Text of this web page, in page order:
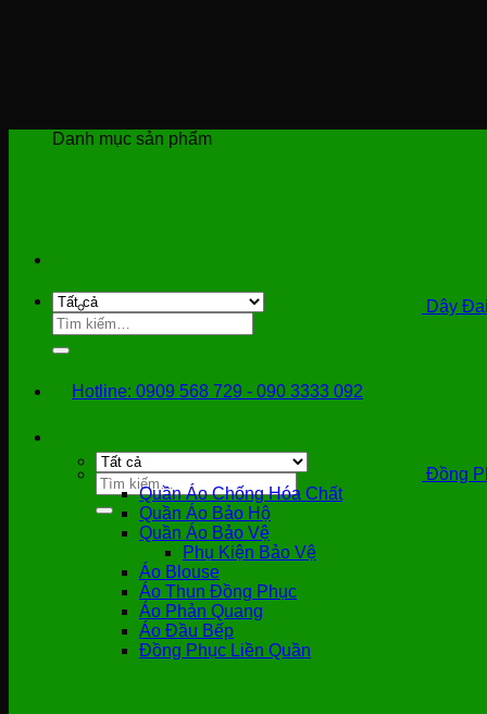
Tìm
kiếm:
Hotline: 0909 568 729 - 090 3333 092
Tìm
kiếm:
Danh mục sản phẩm
Dây
Đồng
Quần Áo Chống Hóa Chất
Quần Áo Bảo Hộ
Quần Áo Bảo Vệ
Phụ Kiện Bảo Vệ
Áo Blouse
Áo Thun Đồng Phục
Áo Phản Quang
Áo Đầu Bếp
Đồng Phục Liền Quần